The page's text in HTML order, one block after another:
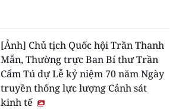
[Ảnh] Chủ tịch Quốc hội Trần Thanh
Mẫn, Thường trực Ban Bí thư Trần
Cẩm Tú dự Lễ kỷ niệm 70 năm Ngày
truyền thống lực lượng Cảnh sát
kinh tế